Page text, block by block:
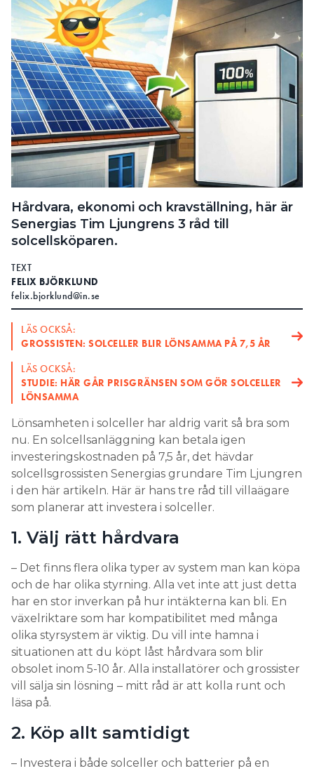
Hårdvara, ekonomi och kravställning, här är
Senergias Tim Ljungrens 3 råd till
solcellsköparen.
TEXT
FELIX BJÖRKLUND
felix.bjorklund@in.se
LÄS OCKSÅ:
GROSSISTEN: SOLCELLER BLIR LÖNSAMMA PÅ 7,5 ÅR
LÄS OCKSÅ:
STUDIE: HÄR GÅR PRISGRÄNSEN SOM GÖR SOLCELLER
LÖNSAMMA
Lönsamheten i solceller har aldrig varit så bra som
nu. En solcellsanläggning kan betala igen
investeringskostnaden på 7,5 år, det hävdar
solcellsgrossisten Senergias grundare Tim Ljungren
i den här artikeln. Här är hans tre råd till villaägare
som planerar att investera i solceller.
1. Välj rätt hårdvara
– Det finns flera olika typer av system man kan köpa
och de har olika styrning. Alla vet inte att just detta
har en stor inverkan på hur intäkterna kan bli. En
växelriktare som har kompatibilitet med många
olika styrsystem är viktig. Du vill inte hamna i
situationen att du köpt låst hårdvara som blir
obsolet inom 5-10 år. Alla installatörer och grossister
vill sälja sin lösning – mitt råd är att kolla runt och
läsa på.
2. Köp allt samtidigt
– Investera i både solceller och batterier på en